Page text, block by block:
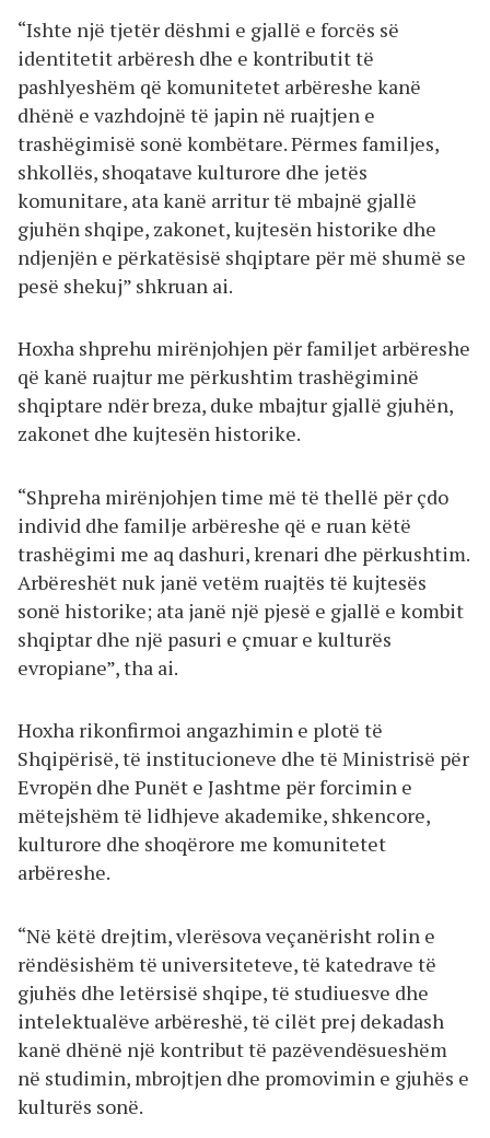
“Ishte një tjetër dëshmi e gjallë e forcës së
identitetit arbëresh dhe e kontributit të
pashlyeshëm që komunitetet arbëreshe kanë
dhënë e vazhdojnë të japin në ruajtjen e
trashëgimisë sonë kombëtare. Përmes familjes,
shkollës, shoqatave kulturore dhe jetës
komunitare, ata kanë arritur të mbajnë gjallë
gjuhën shqipe, zakonet, kujtesën historike dhe
ndjenjën e përkatësisë shqiptare për më shumë se
pesë shekuj” shkruan ai.
Hoxha shprehu mirënjohjen për familjet arbëreshe
që kanë ruajtur me përkushtim trashëgiminë
shqiptare ndër breza, duke mbajtur gjallë gjuhën,
zakonet dhe kujtesën historike.
“Shpreha mirënjohjen time më të thellë për çdo
individ dhe familje arbëreshe që e ruan këtë
trashëgimi me aq dashuri, krenari dhe përkushtim.
Arbëreshët nuk janë vetëm ruajtës të kujtesës
sonë historike; ata janë një pjesë e gjallë e kombit
shqiptar dhe një pasuri e çmuar e kulturës
evropiane”, tha ai.
Hoxha rikonfirmoi angazhimin e plotë të
Shqipërisë, të institucioneve dhe të Ministrisë për
Evropën dhe Punët e Jashtme për forcimin e
mëtejshëm të lidhjeve akademike, shkencore,
kulturore dhe shoqërore me komunitetet
arbëreshe.
“Në këtë drejtim, vlerësova veçanërisht rolin e
rëndësishëm të universiteteve, të katedrave të
gjuhës dhe letërsisë shqipe, të studiuesve dhe
intelektualëve arbëreshë, të cilët prej dekadash
kanë dhënë një kontribut të pazëvendësueshëm
në studimin, mbrojtjen dhe promovimin e gjuhës e
kulturës sonë.